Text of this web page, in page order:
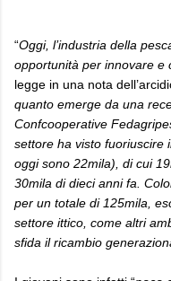
“Oggi, l’industria della
opportunità per innovare e
legge in una nota
quanto emerge da una
Confcooperative
settore ha visto fuoriuscire
oggi sono 22mila), di cui
30mila di dieci anni fa.
per un totale di 125mila,
settore ittico, come altri
sfida il ricambio